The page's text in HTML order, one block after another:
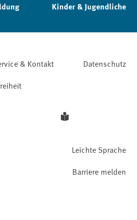
Kinder & Jugendliche
& Kontakt
Datenschutz
Leichte Sprache
Barriere melden